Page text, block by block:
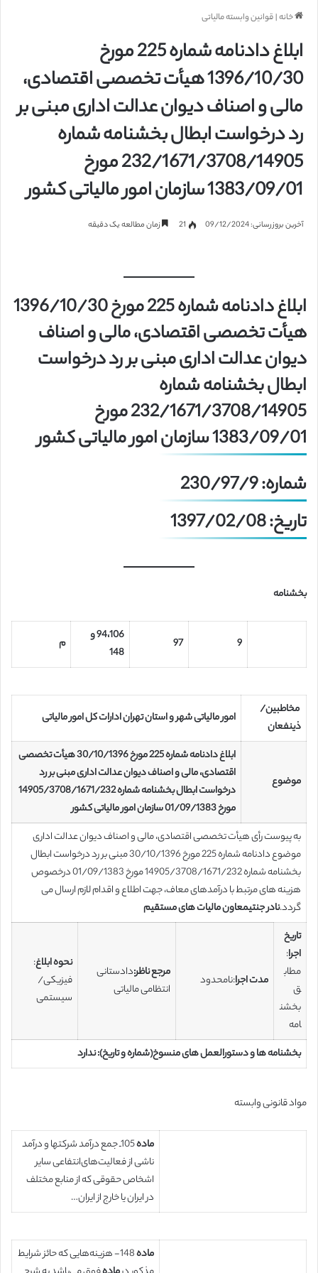
خانه|قوانین وابسته مالیاتی
ابلاغ دادنامه شماره 225 مورخ
1396/10/30 هیأت تخصصی اقتصادی،
مالی و اصناف دیوان عدالت اداری مبنی بر
رد درخواست ابطال بخشنامه شماره
232/1671/3708/14905 مورخ
1383/09/01 سازمان امور مالیاتی کشور
آخرین بروزرسانی: 09/12/2024 21 زمان مطالعه یک دقیقه
ابلاغ دادنامه شماره 225 مورخ 1396/10/30
هیأت تخصصی اقتصادی، مالی و اصناف
دیوان عدالت اداری مبنی بر رد درخواست
ابطال بخشنامه شماره
232/1671/3708/14905 مورخ
1383/09/01 سازمان امور مالیاتی کشور
شماره: 230/97/9
تاریخ: 1397/02/08
بخشنامه
9
97
94،106 و
148
م
مخاطبین/
ذینفعان
امور مالیاتی شهر و استان تهران ادارات کل امور مالیاتی
موضوع
ابلاغ دادنامه شماره 225 مورخ 30/10/1396 هیأت تخصصی
اقتصادی، مالی و اصناف دیوان عدالت اداری مبنی بر رد
درخواست ابطال بخشنامه شماره 14905/3708/1671/232
مورخ 01/09/1383 سازمان امور مالیاتی کشور
به پیوست رأی هیأت تخصصی اقتصادی، مالی و اصناف دیوان عدالت اداری
موضوع دادنامه شماره 225 مورخ 30/10/1396 مبنی بر رد درخواست ابطال
بخشنامه شماره 14905/3708/1671/232 مورخ 01/09/1383 درخصوص
هزینه های مرتبط با درآمدهای معاف، جهت اطلاع و اقدام لازم ارسال می
گردد.نادر جنتیمعاون مالیات های مستقیم
تاریخ
اجرا:
مطاب
ق
بخشن
امه
مدت اجرا:نامحدود
مرجع ناظر:دادستانی
انتظامی مالیاتی
نحوه ابلاغ:
فیزیکی/
سیستمی
بخشنامه ها و دستورالعمل های منسوخ(شماره و تاریخ): ندارد
مواد قانونی وابسته
ماده
105ـ جمع درآمد شرکتها و درآمد
ناشی از فعالیت‌های‌انتفاعی سایر
اشخاص حقوقی که از منابع مختلف
در ایران یا خارج ‌از ایران…
ماده
148- هزینه‌هایی که حائز شرایط